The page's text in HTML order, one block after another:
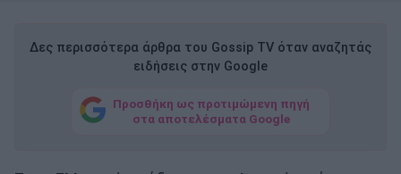
Δες περισσότερα άρθρα του Gossip TV όταν αναζητάς
ειδήσεις στην Google
Προσθήκη ως προτιμώμενη πηγή
στα αποτελέσματα Google